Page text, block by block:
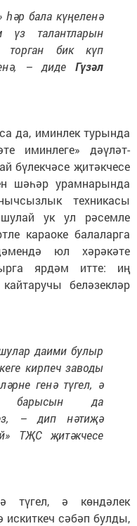
бала күңеленә
талантларын
бик күп
– диде Гүзәл
да, иминлек турында
иминлеге» дәүләт-
бүлекчәсе җитәкчесе
шәһәр урамнарында
техникасы
шулай ук ул рәсемле
караоке балаларга
юл хәрәкәте
ярдәм итте: иң
беләзекләр
даими булыр
кирпеч заводы
генә түгел, ә
барысын да
– дип нәтиҗә
ТҖС җитәкчесе
түгел, ә көндәлек
сәбәп булды,